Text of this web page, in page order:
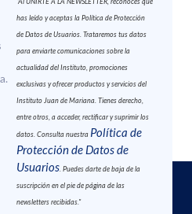
has leído y aceptas la Política de Protección
de Datos de Usuarios. Trataremos tus datos
para enviarte comunicaciones sobre la
actualidad del Instituto, promociones
exclusivas y ofrecer productos y servicios del
Instituto Juan de Mariana. Tienes derecho,
entre otros, a acceder, rectificar y suprimir los
datos. Consulta nuestra Política de
Protección de Datos de
Usuarios . Puedes darte de baja de la
suscripción en el pie de página de las
newsletters recibidas."